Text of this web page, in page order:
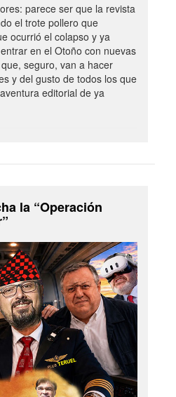
parece ser que la revista
el trote pollero que
ocurrió el colapso y ya
en el Otoño con nuevas
seguro, van a hacer
y del gusto de todos los que
editorial de ya
la “Operación